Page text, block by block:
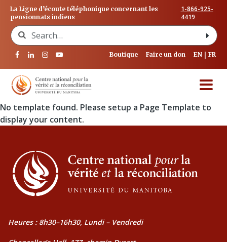
La Ligne d’écoute téléphonique concernant les
pensionnats indiens
1-866-925-
4419
Search for:
Boutique Faire un don EN FR
No template found. Please setup a Page Template to
display your content.
Heures : 8h30–16h30, Lundi – Vendredi